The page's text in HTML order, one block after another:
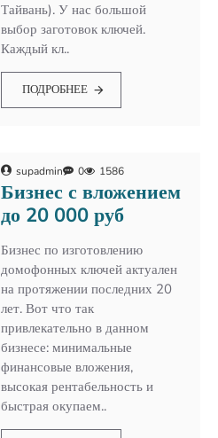
Тайвань). У нас большой
выбор заготовок ключей.
Каждый кл..
ПОДРОБНЕЕ
supadmin 0 1586
Бизнес с вложением
до 20 000 руб
Бизнес по изготовлению
домофонных ключей актуален
на протяжении последних 20
лет. Вот что так
привлекательно в данном
бизнесе: минимальные
финансовые вложения,
высокая рентабельность и
быстрая окупаем..